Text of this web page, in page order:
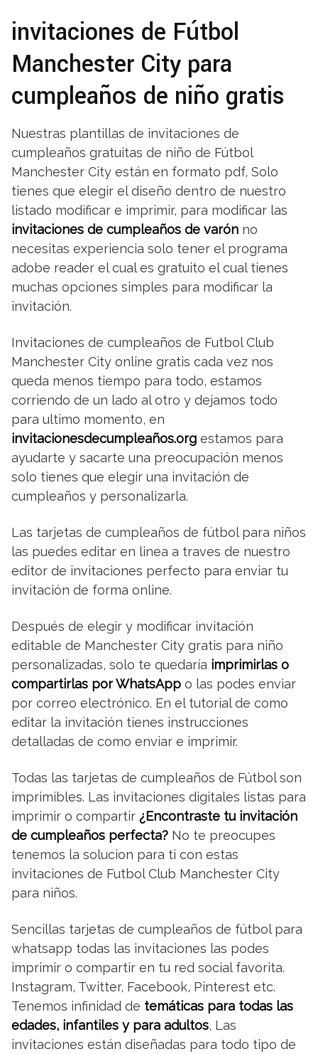
invitaciones de Fútbol
Manchester City para
cumpleaños de niño gratis
Nuestras plantillas de invitaciones de
cumpleaños gratuitas de niño de Fútbol
Manchester City están en formato pdf, Solo
tienes que elegir el diseño dentro de nuestro
listado modificar e imprimir, para modificar las
invitaciones de cumpleaños de varón no
necesitas experiencia solo tener el programa
adobe reader el cual es gratuito el cual tienes
muchas opciones simples para modificar la
invitación.
Invitaciones de cumpleaños de Futbol Club
Manchester City online gratis cada vez nos
queda menos tiempo para todo, estamos
corriendo de un lado al otro y dejamos todo
para ultimo momento, en
invitacionesdecumpleaños.org estamos para
ayudarte y sacarte una preocupación menos
solo tienes que elegir una invitación de
cumpleaños y personalizarla.
Las tarjetas de cumpleaños de fútbol para niños
las puedes editar en linea a traves de nuestro
editor de invitaciones perfecto para enviar tu
invitación de forma online.
Después de elegir y modificar invitación
editable de Manchester City gratis para niño
personalizadas, solo te quedaría imprimirlas o
compartirlas por WhatsApp o las podes enviar
por correo electrónico. En el tutorial de como
editar la invitación tienes instrucciones
detalladas de como enviar e imprimir.
Todas las tarjetas de cumpleaños de Fútbol son
imprimibles. Las invitaciones digitales listas para
imprimir o compartir ¿Encontraste tu invitación
de cumpleaños perfecta? No te preocupes
tenemos la solucion para ti con estas
invitaciones de Futbol Club Manchester City
para niños.
Sencillas tarjetas de cumpleaños de fútbol para
whatsapp todas las invitaciones las podes
imprimir o compartir en tu red social favorita.
Instagram, Twitter, Facebook, Pinterest etc.
Tenemos infinidad de temáticas para todas las
edades, infantiles y para adultos, Las
invitaciones están diseñadas para todo tipo de